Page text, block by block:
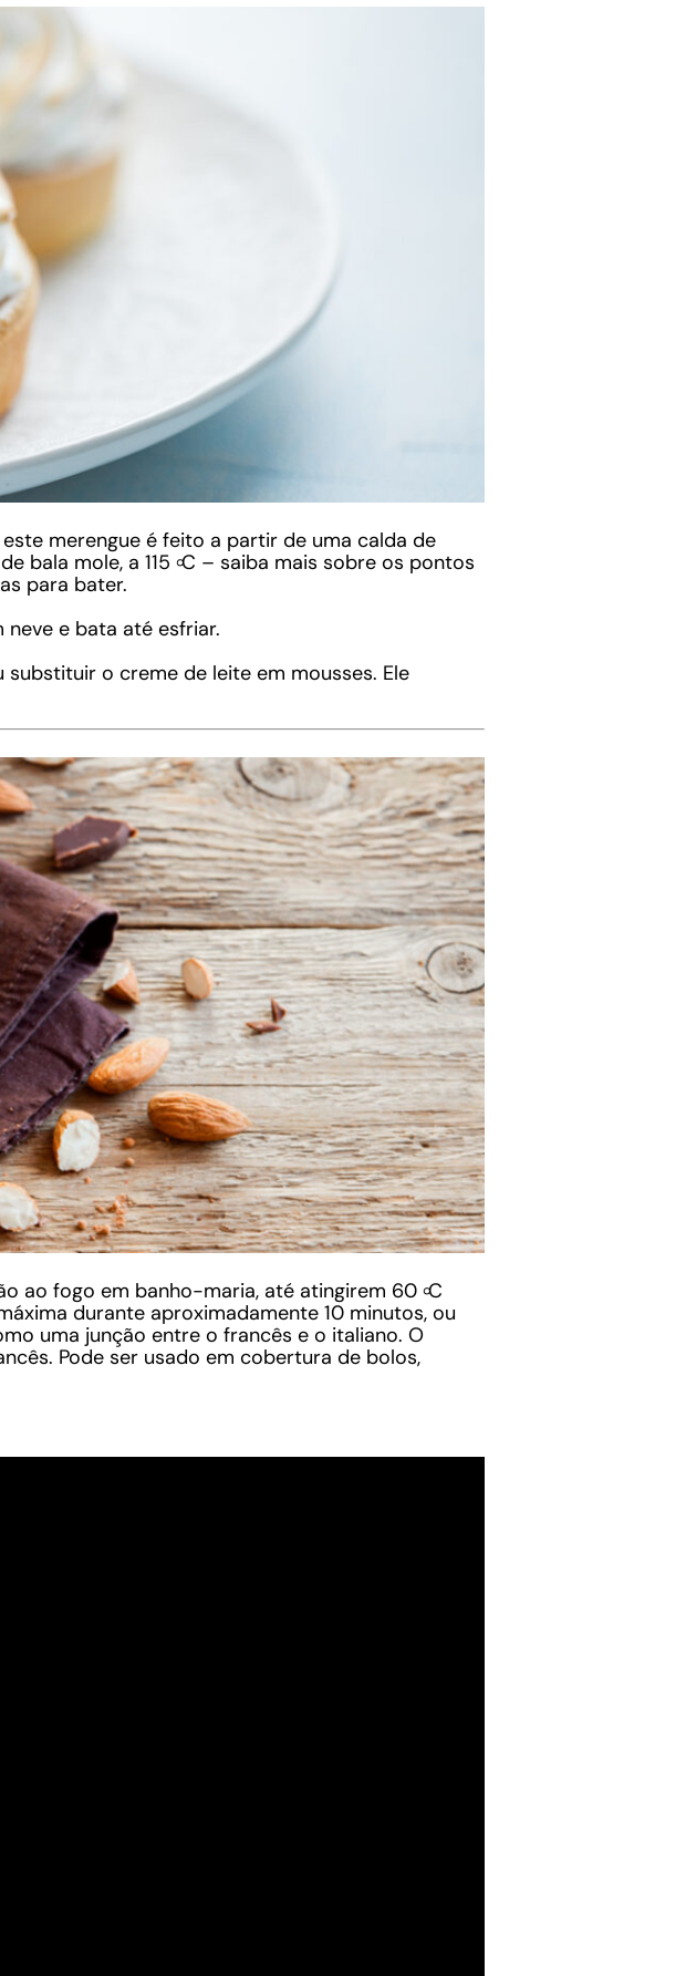
merengue é feito a partir de uma calda de
bala mole, a 115 ৹C – saiba mais sobre os pontos
para bater.
neve e bata até esfriar.
o creme de leite em mousses. Ele
ao fogo em banho-maria, até atingirem 60 ৹C
durante aproximadamente 10 minutos, ou
uma junção entre o francês e o italiano. O
Pode ser usado em cobertura de bolos,